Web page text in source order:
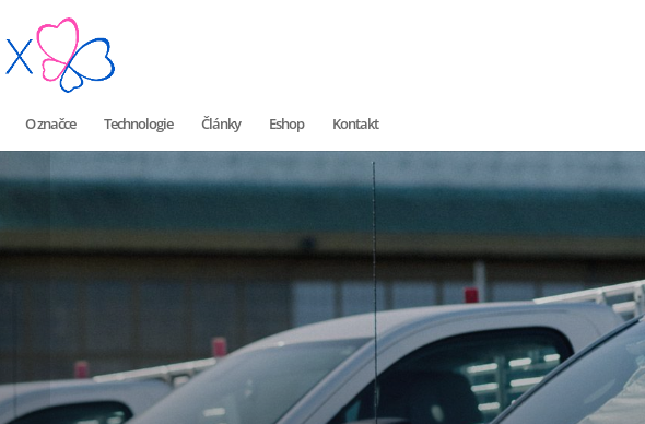
O značce Technologie Články Eshop Kontakt